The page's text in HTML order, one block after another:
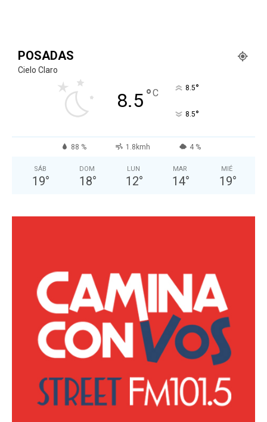
POSADAS
Cielo Claro
8.5°C 8.5°
8.5°
88 % 1.8kmh 4 %
SÁB
19°
DOM
18°
LUN
12°
MAR
14°
MIÉ
19°